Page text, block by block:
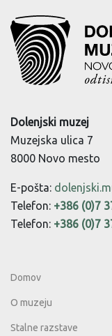
Dolenjski muzej
Muzejska ulica 7
8000 Novo mesto
E-pošta:
Telefon: +386 (0)7
Telefon: +386 (0)7
Domov
O muzeju
Stalne razstave